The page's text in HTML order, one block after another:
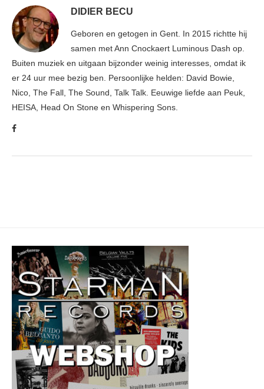
DIDIER BECU
Geboren en getogen in Gent. In 2015 richtte hij
samen met Ann Cnockaert Luminous Dash op.
Buiten muziek en uitgaan bijzonder weinig interesses, omdat ik
er 24 uur mee bezig ben. Persoonlijke helden: David Bowie,
Nico, The Fall, The Sound, Talk Talk. Eeuwige liefde aan Peuk,
HEISA, Head On Stone en Whispering Sons.